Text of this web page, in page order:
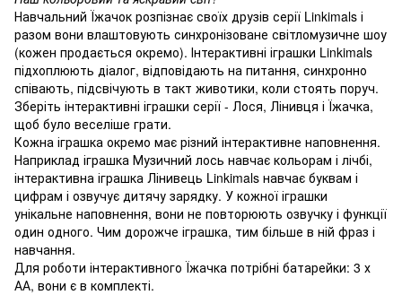
Навчальний Їжачок розпізнає своїх друзів серії Linkimals і
разом вони влаштовують синхронізоване світломузичне шоу
(кожен продається окремо). Інтерактивні іграшки Linkimals
підхоплюють діалог, відповідають на питання, синхронно
співають, підсвічують в такт животики, коли стоять поруч.
Зберіть інтерактивні іграшки серії - Лося, Лінивця і Їжачка,
щоб було веселіше грати.
Кожна іграшка окремо має різний інтерактивне наповнення.
Наприклад іграшка Музичний лось навчає кольорам і лічбі,
інтерактивна іграшка Лінивець Linkimals навчає буквам і
цифрам і озвучує дитячу зарядку. У кожної іграшки
унікальне наповнення, вони не повторюють озвучку і функції
один одного. Чим дорожче іграшка, тим більше в ній фраз і
навчання.
Для роботи інтерактивного Їжачка потрібні батарейки: 3 х
АА, вони є в комплекті.